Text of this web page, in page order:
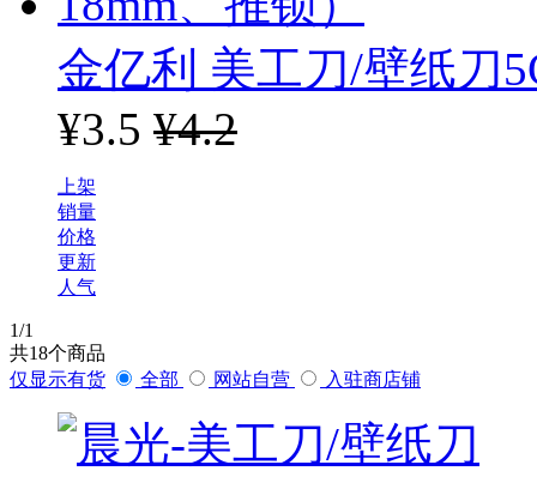
金亿利 美工刀/壁纸刀
¥3.5 ¥4.2
上架
销量
价格
更新
人气
1/1
共18个商品
仅显示有货
全部 网站自营 入驻商店铺